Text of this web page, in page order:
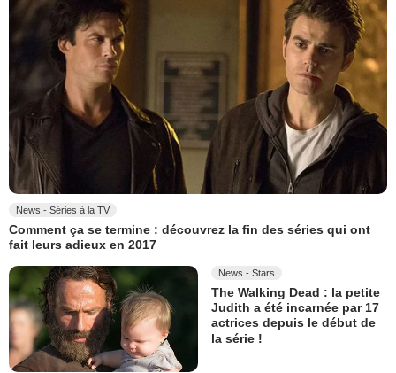
News - Séries à la TV
Comment ça se termine : découvrez la fin des séries qui ont
fait leurs adieux en 2017
News - Stars
The Walking Dead : la petite
Judith a été incarnée par 17
actrices depuis le début de
la série !